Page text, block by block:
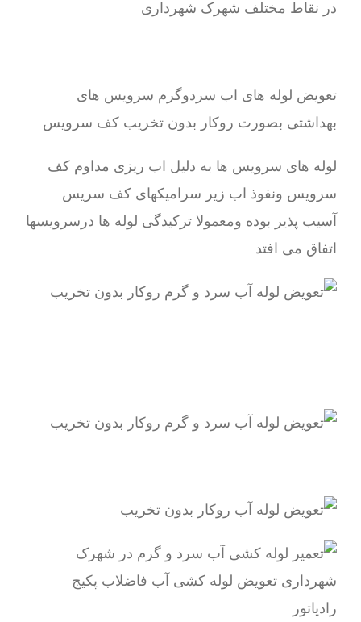
در نقاط مختلف شهرک شهرداری
تعویض لوله های اب سردوگرم سرویس های
بهداشتی بصورت روکار بدون تخریب کف سرویس
لوله های سرویس ها به دلیل اب ریزی مداوم کف
سرویس ونفوذ اب زیر سرامیکهای کف سریس
آسیب پذیر بوده ومعمولا ترکیدگی لوله ها درسرویسها
اتفاق می افتد